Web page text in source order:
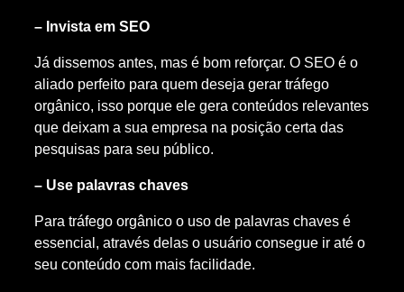
– Invista em SEO
Já dissemos antes, mas é bom reforçar. O SEO é o
aliado perfeito para quem deseja gerar tráfego
orgânico, isso porque ele gera conteúdos relevantes
que deixam a sua empresa na posição certa das
pesquisas para seu público.
– Use palavras chaves
Para tráfego orgânico o uso de palavras chaves é
essencial, através delas o usuário consegue ir até o
seu conteúdo com mais facilidade.